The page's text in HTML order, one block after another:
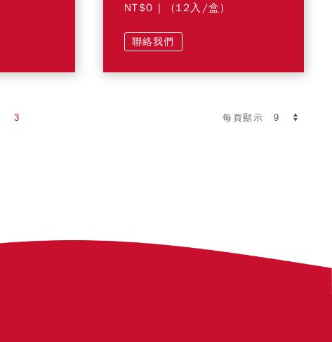
NT$0 | (12入/盒)
聯絡我們
每頁顯示
3